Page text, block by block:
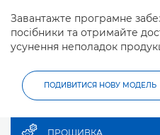
Завантажте програмне
посібники та отримайте
усунення неполадок
ПОДИВИТИСЯ НОВУ МОДЕЛЬ
ПРОШИВКА